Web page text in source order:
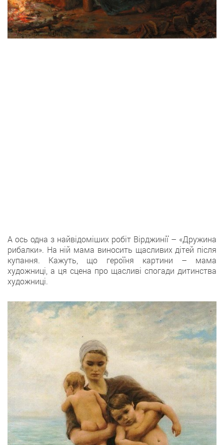
А ось одна з найвідоміших робіт Вірджинії – «Дружина
рибалки». На ній мама виносить щасливих дітей після
купання. Кажуть, що героїня картини – мама
художниці, а ця сцена про щасливі спогади дитинства
художниці.